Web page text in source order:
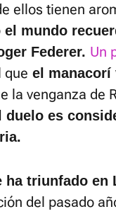
ellos tienen
mundo
Federer. Un
que el manacorí
la venganza de
duelo es
ha triunfado en
del pasado